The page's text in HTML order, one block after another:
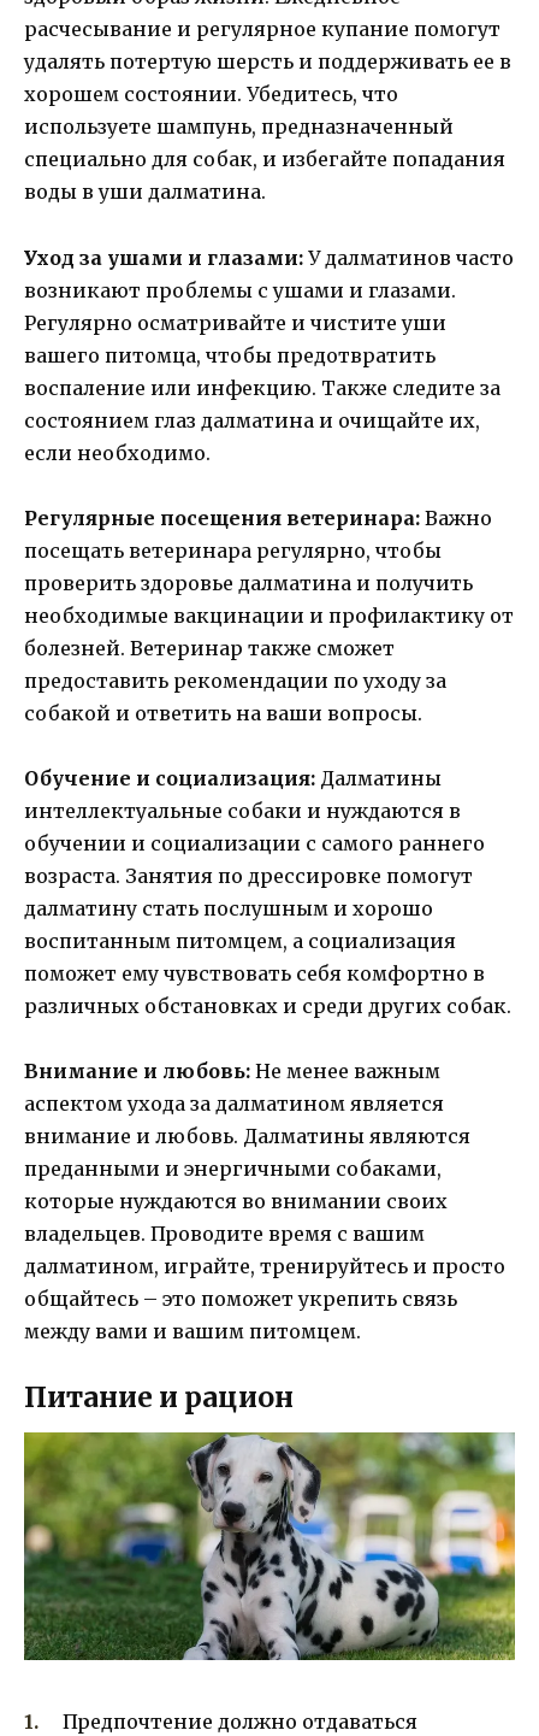
расчесывание и регулярное купание помогут
удалять потертую шерсть и поддерживать ее в
хорошем состоянии. Убедитесь, что
используете шампунь, предназначенный
специально для собак, и избегайте попадания
воды в уши далматина.
Уход за ушами и глазами: У далматинов часто
возникают проблемы с ушами и глазами.
Регулярно осматривайте и чистите уши
вашего питомца, чтобы предотвратить
воспаление или инфекцию. Также следите за
состоянием глаз далматина и очищайте их,
если необходимо.
Регулярные посещения ветеринара: Важно
посещать ветеринара регулярно, чтобы
проверить здоровье далматина и получить
необходимые вакцинации и профилактику от
болезней. Ветеринар также сможет
предоставить рекомендации по уходу за
собакой и ответить на ваши вопросы.
Обучение и социализация: Далматины
интеллектуальные собаки и нуждаются в
обучении и социализации с самого раннего
возраста. Занятия по дрессировке помогут
далматину стать послушным и хорошо
воспитанным питомцем, а социализация
поможет ему чувствовать себя комфортно в
различных обстановках и среди других собак.
Внимание и любовь: Не менее важным
аспектом ухода за далматином является
внимание и любовь. Далматины являются
преданными и энергичными собаками,
которые нуждаются во внимании своих
владельцев. Проводите время с вашим
далматином, играйте, тренируйтесь и просто
общайтесь – это поможет укрепить связь
между вами и вашим питомцем.
Питание и рацион
Предпочтение должно отдаваться